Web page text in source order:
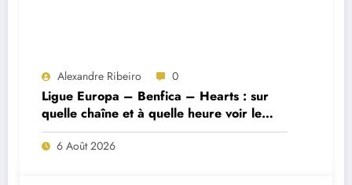
Alexandre Ribeiro 0
Ligue Europa – Benfica – Hearts : sur
quelle chaîne et à quelle heure voir le
match ?
6 Août 2026